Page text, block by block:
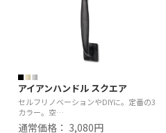
アイアンハンドル スクエア
セルフリノベーションやDIYに。定番の3
カラー。空…
通常価格： 3,080円